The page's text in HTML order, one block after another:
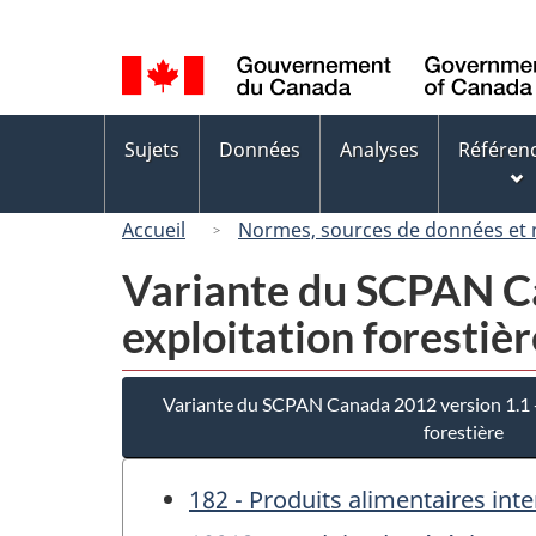
de
la
langue
des
Sujets Données Analyses
Accueil Normes, sources de données et
Variante du SCPAN
exploitation
Variante du SCPAN Canada 2012 version
forestière
182 - Produits alimentaires